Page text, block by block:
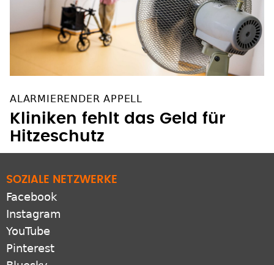
ALARMIERENDER APPELL
Kliniken fehlt das Geld für
Hitzeschutz
SOZIALE NETZWERKE
Facebook
Instagram
YouTube
Pinterest